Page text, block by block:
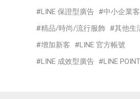
LINE 保證型廣告
中小企業
精品/時尚/流行服飾
其他生
增加新客
LINE 官方帳號
LINE 成效型廣告
LINE